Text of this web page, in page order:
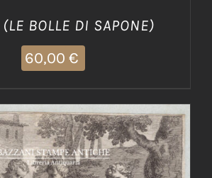
BOLLE DI SAPONE)
60,00 €